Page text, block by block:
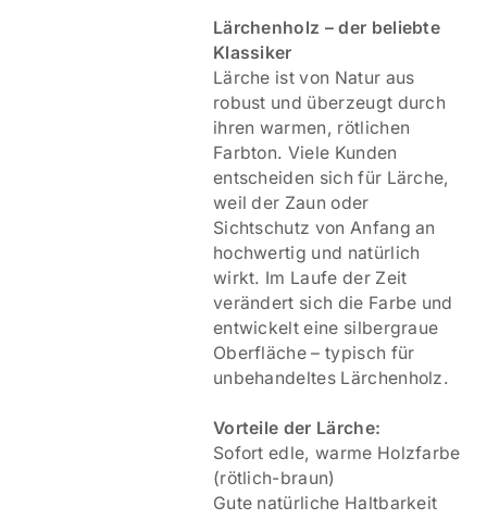
Lärchenholz – der beliebte
Klassiker
Lärche ist von Natur aus
robust und überzeugt durch
ihren warmen, rötlichen
Farbton. Viele Kunden
entscheiden sich für Lärche,
weil der Zaun oder
Sichtschutz von Anfang an
hochwertig und natürlich
wirkt. Im Laufe der Zeit
verändert sich die Farbe und
entwickelt eine silbergraue
Oberfläche – typisch für
unbehandeltes Lärchenholz.
Vorteile der Lärche:
Sofort edle, warme Holzfarbe
(rötlich-braun)
Gute natürliche Haltbarkeit